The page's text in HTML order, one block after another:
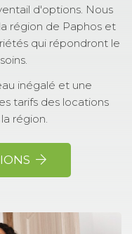
d'options. Nous
région de Paphos et
qui répondront le
inégalé et une
tarifs des locations
région.